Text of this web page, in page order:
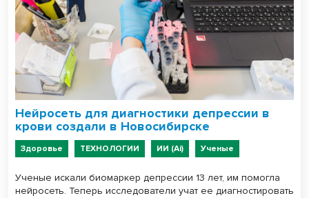
Нейросеть для диагностики депрессии в
крови создали в Новосибирске
Здоровье ТЕХНОЛОГИИ ИИ (Ai) Ученые
Ученые искали биомаркер депрессии 13 лет, им помогла
нейросеть. Теперь исследователи учат ее диагностировать